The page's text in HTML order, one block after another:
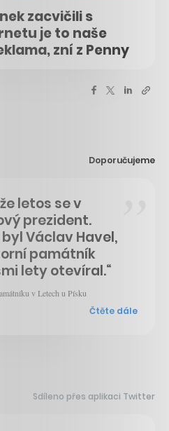
zacvičili s
je to naše
zní z Penny
Doporučujeme
letos se v
prezident.
Václav Havel,
památník
lety otevíral.“
v Letech u Písku
Čtěte dále
Sdíleno přes aplikaci Twitter